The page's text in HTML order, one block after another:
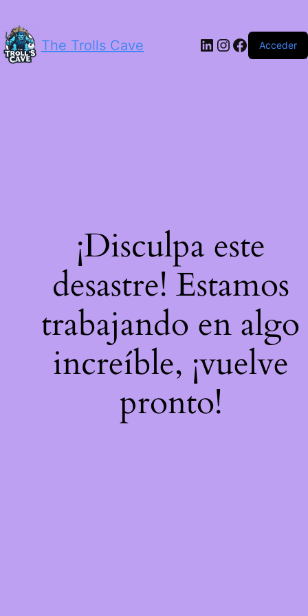
The Trolls Cave LinkedIn
Instagram
Facebook
Acceder
¡Disculpa este
desastre! Estamos
trabajando en algo
increíble, ¡vuelve
pronto!